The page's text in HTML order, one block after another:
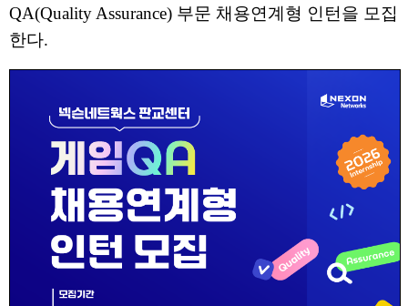
QA(Quality Assurance) 부문 채용연계형 인턴을 모집
한다.